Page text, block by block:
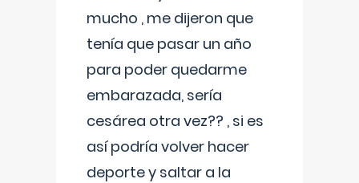
mucho , me dijeron que
tenía que pasar un año
para poder quedarme
embarazada, sería
cesárea otra vez?? , si es
así podría volver hacer
deporte y saltar a la